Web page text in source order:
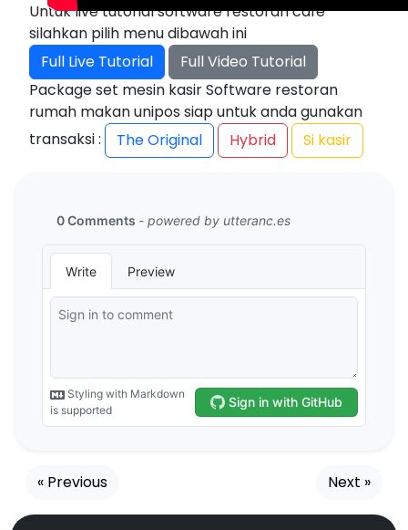
Untuk live tutorial software restoran cafe
silahkan pilih menu dibawah ini
Full Live Tutorial
Full Video Tutorial
Package set mesin kasir Software restoran
rumah makan unipos siap untuk anda gunakan
transaksi :
The Original Hybrid Si kasir
« Previous Next »